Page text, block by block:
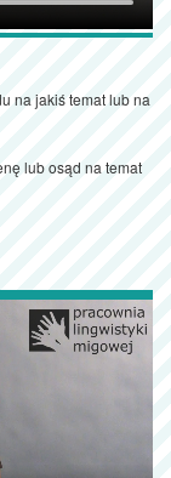
na jakiś temat lub na
lub osąd na temat